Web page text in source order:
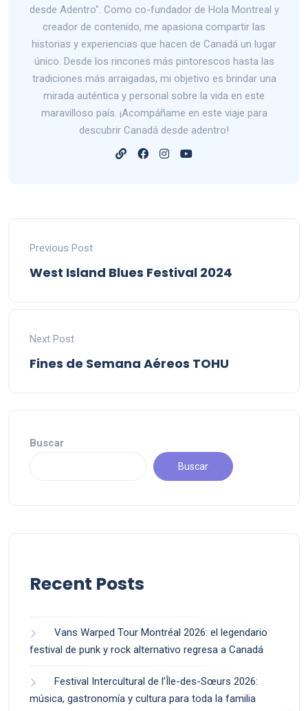
desde Adentro". Como co-fundador de Hola Montreal y
creador de contenido, me apasiona compartir las
historias y experiencias que hacen de Canadá un lugar
único. Desde los rincones más pintorescos hasta las
tradiciones más arraigadas, mi objetivo es brindar una
mirada auténtica y personal sobre la vida en este
maravilloso país. ¡Acompáñame en este viaje para
descubrir Canadá desde adentro!
Previous Post
West Island Blues Festival 2024
Next Post
Fines de Semana Aéreos TOHU
Buscar
Buscar
Recent Posts
Vans Warped Tour Montréal 2026: el legendario
festival de punk y rock alternativo regresa a Canadá
Festival Intercultural de l’Île-des-Sœurs 2026:
música, gastronomía y cultura para toda la familia